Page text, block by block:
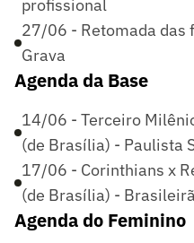
profissional
27/06 - Retomada das
Grava
Agenda da Base
14/06 - Terceiro
(de Brasília) - Paulista
17/06 - Corinthians x
(de Brasília) -
Agenda do Feminino